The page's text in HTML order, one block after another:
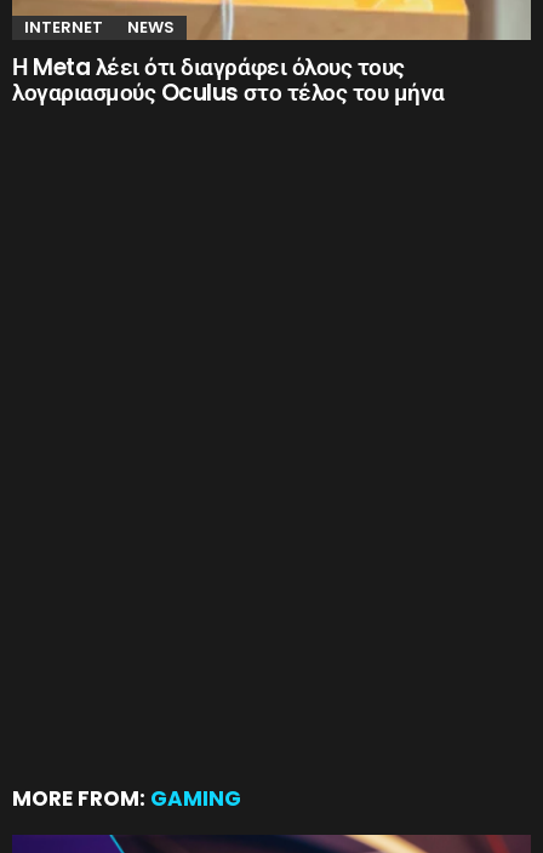
INTERNET NEWS
Η Meta λέει ότι διαγράφει όλους τους
λογαριασμούς Oculus στο τέλος του μήνα
MORE FROM: GAMING